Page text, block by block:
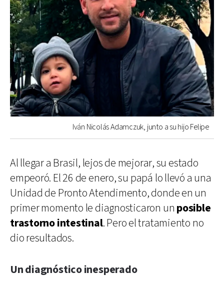
Iván Nicolás Adamczuk, junto a su hijo Felipe
Al llegar a Brasil, lejos de mejorar, su estado
empeoró. El 26 de enero, su papá lo llevó a una
Unidad de Pronto Atendimento, donde en un
primer momento le diagnosticaron un posible
trastorno intestinal. Pero el tratamiento no
dio resultados.
Un diagnóstico inesperado